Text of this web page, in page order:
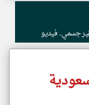
غير جسمي.. فيديو